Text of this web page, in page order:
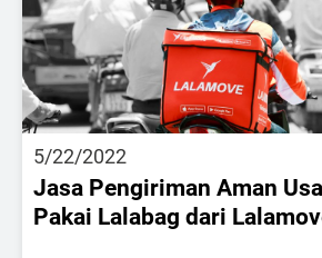
5/22/2022
Jasa Pengiriman Aman
Pakai Lalabag dari